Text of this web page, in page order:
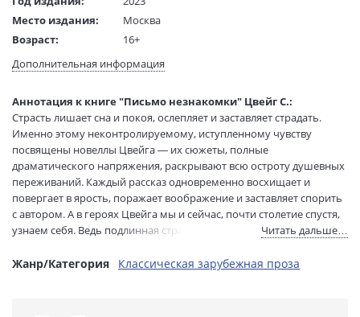
Место издания:
Москва
Возраст:
16+
Язык текста:
русский
Формат:
76х100 1/32
Размеры в мм
(ДхШхВ):
180x115x25
Вес:
215 гр.
Страниц:
352
Тираж:
4000 экз.
Код товара:
1009578
Артикул:
ASE000000000841301
В продаже с:
26.09.2019
Дополнительная информация
Аннотация к книге "Письмо незнакомки" Цвейг С.:
Страсть лишает сна и покоя, ослепляет и заставляет страдать.
Именно этому неконтролируемому, иступленному чувству
посвящены новеллы Цвейга — их сюжеты, полные
драматического напряжения, раскрывают всю остроту душевных
переживаний. Каждый рассказ одновременно восхищает и
повергает в ярость, поражает воображение и заставляет спорить
с автором. А в героях Цвейга мы и сейчас, почти столетие спустя,
узнаем себя. Ведь подлинная страсть не подвластна времени… В
незнакомки", "Амок", "Жгучая тайна" и другие.
Читать дальше…
Жанр/Категория Классическая зарубежная проза